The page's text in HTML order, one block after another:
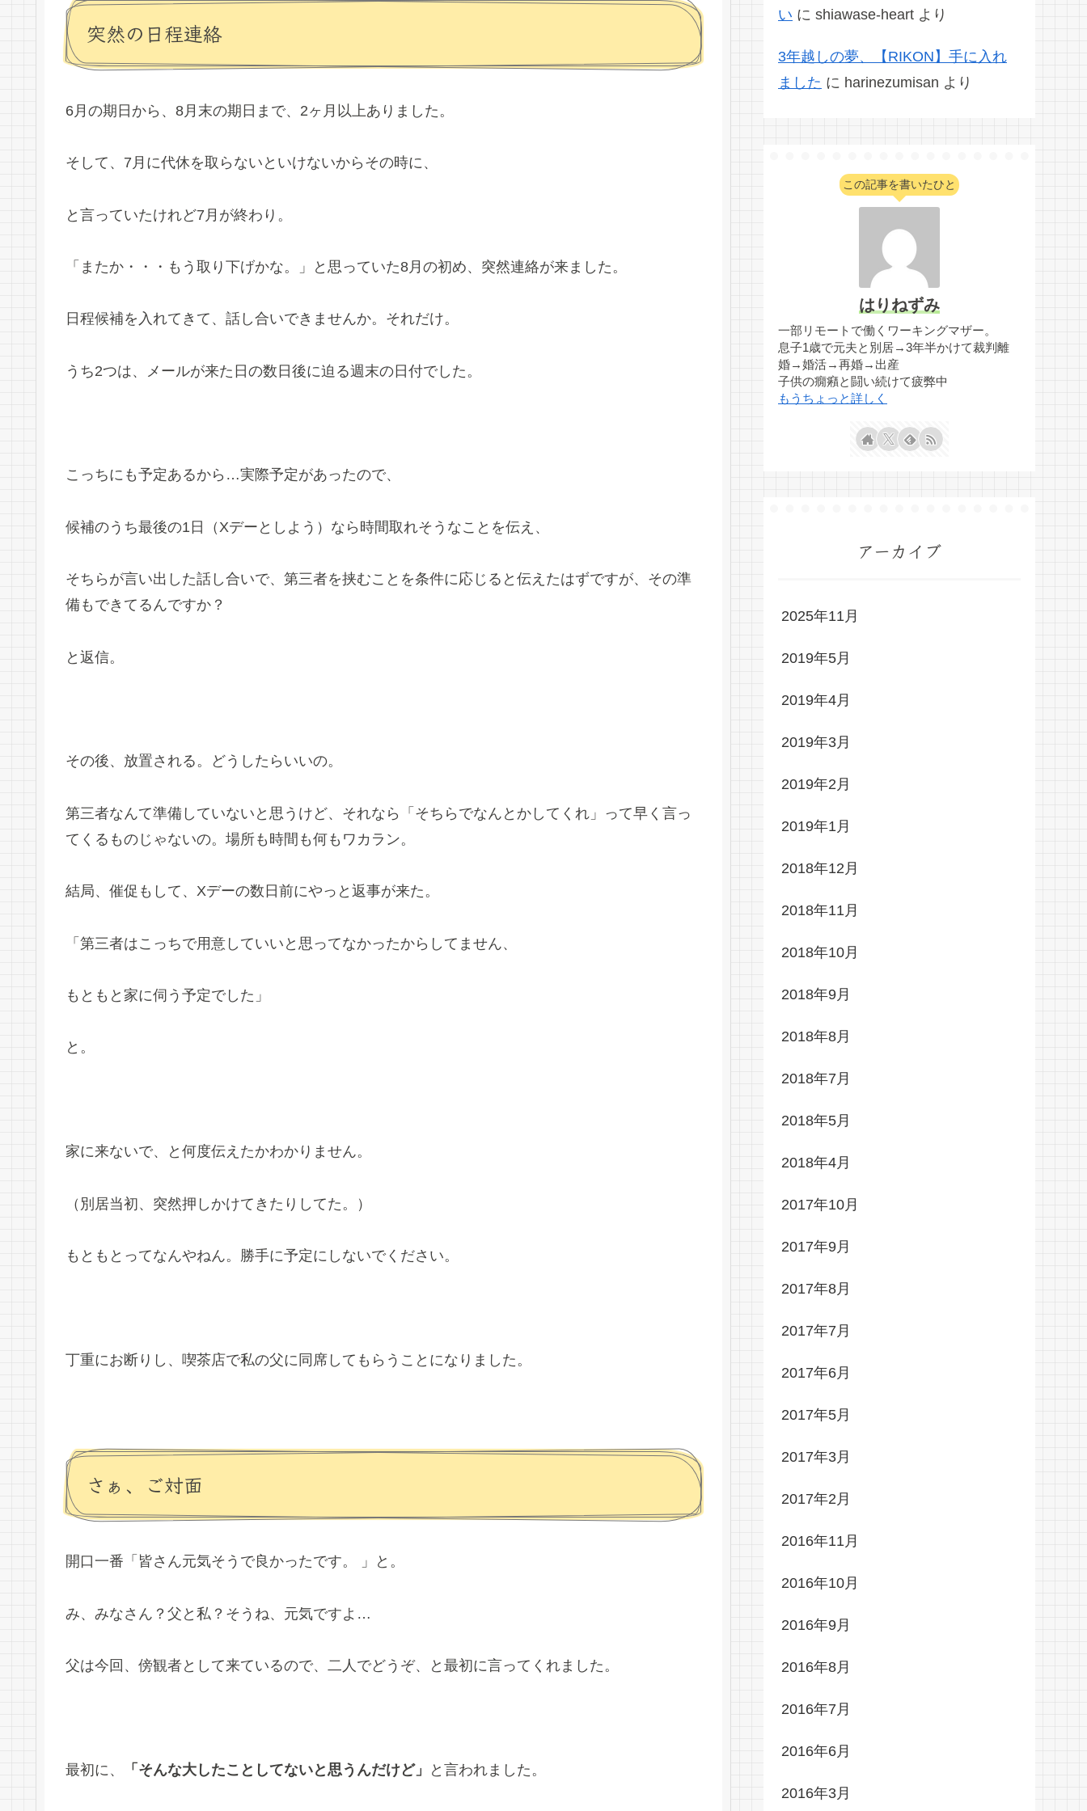
突然の日程連絡
6月の期日から、8月末の期日まで、2ヶ月以上ありました。
そして、7月に代休を取らないといけないからその時に、
と言っていたけれど7月が終わり。
「またか・・・もう取り下げかな。」と思っていた8月の初め、突然連絡が来ました。
日程候補を入れてきて、話し合いできませんか。それだけ。
うち2つは、メールが来た日の数日後に迫る週末の日付でした。
こっちにも予定あるから…実際予定があったので、
候補のうち最後の1日（Xデーとしよう）なら時間取れそうなことを伝え、
そちらが言い出した話し合いで、第三者を挟むことを条件に応じると伝えたはずですが、その準
備もできてるんですか？
と返信。
その後、放置される。どうしたらいいの。
第三者なんて準備していないと思うけど、それなら「そちらでなんとかしてくれ」って早く言っ
てくるものじゃないの。場所も時間も何もワカラン。
結局、催促もして、Xデーの数日前にやっと返事が来た。
「第三者はこっちで用意していいと思ってなかったからしてません、
もともと家に伺う予定でした」
と。
家に来ないで、と何度伝えたかわかりません。
（別居当初、突然押しかけてきたりしてた。）
もともとってなんやねん。勝手に予定にしないでください。
丁重にお断りし、喫茶店で私の父に同席してもらうことになりました。
さぁ、ご対面
開口一番「皆さん元気そうで良かったです。 」と。
み、みなさん？父と私？そうね、元気ですよ…
父は今回、傍観者として来ているので、二人でどうぞ、と最初に言ってくれました。
最初に、 「そんな大したことしてないと思うんだけど」 と言われました。
い に shiawase-heart より
3年越しの夢、【RIKON】手に入れ
ました に harinezumisan より
この記事を書いたひと
はりねずみ
一部リモートで働くワーキングマザー。
息子1歳で元夫と別居→3年半かけて裁判離
婚→婚活→再婚→出産
子供の癇癪と闘い続けて疲弊中
もうちょっと詳しく
アーカイブ
2025年11月
2019年5月
2019年4月
2019年3月
2019年2月
2019年1月
2018年12月
2018年11月
2018年10月
2018年9月
2018年8月
2018年7月
2018年5月
2018年4月
2017年10月
2017年9月
2017年8月
2017年7月
2017年6月
2017年5月
2017年3月
2017年2月
2016年11月
2016年10月
2016年9月
2016年8月
2016年7月
2016年6月
2016年3月